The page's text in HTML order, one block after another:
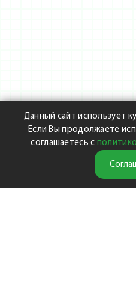
Данный сайт использует
Если Вы продолжаете
соглашаетесь с